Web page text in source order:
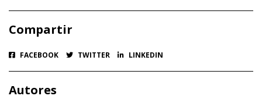
Compartir
FACEBOOK TWITTER LINKEDIN
Autores